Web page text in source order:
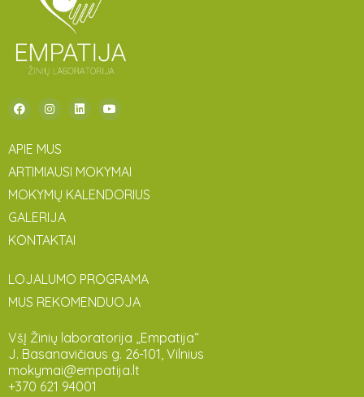
APIE MUS
ARTIMIAUSI MOKYMAI
MOKYMŲ KALENDORIUS
GALERIJA
KONTAKTAI
LOJALUMO PROGRAMA
MUS REKOMENDUOJA
VšĮ Žinių laboratorija „Empatija“
J. Basanavičiaus g. 26-101, Vilnius
mokymai@empatija.lt
+370 621 94001